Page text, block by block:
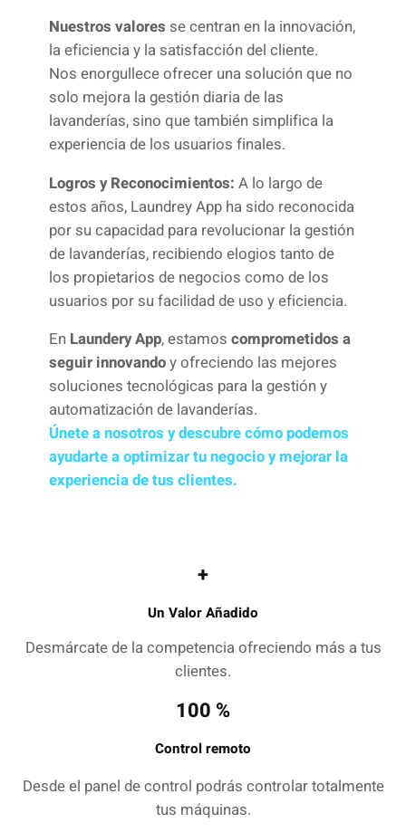
Nuestros valores se centran en la innovación,
la eficiencia y la satisfacción del cliente.
Nos enorgullece ofrecer una solución que no
solo mejora la gestión diaria de las
lavanderías, sino que también simplifica la
experiencia de los usuarios finales.
Logros y Reconocimientos: A lo largo de
estos años, Laundrey App ha sido reconocida
por su capacidad para revolucionar la gestión
de lavanderías, recibiendo elogios tanto de
los propietarios de negocios como de los
usuarios por su facilidad de uso y eficiencia.
En Laundery App, estamos comprometidos a
seguir innovandoy ofreciendo las mejores
soluciones tecnológicas para la gestión y
automatización de lavanderías.
Únete a nosotros y descubre cómo podemos
ayudarte a optimizar tu negocio y mejorar la
experiencia de tus clientes.
+
Un Valor Añadido
Desmárcate de la competencia ofreciendo más a tus
clientes.
100 %
Control remoto
Desde el panel de control podrás controlar totalmente
tus máquinas.